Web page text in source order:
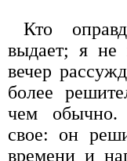
Кто
выдает; я не
вечер
более
чем обычно.
свое: он
времени и